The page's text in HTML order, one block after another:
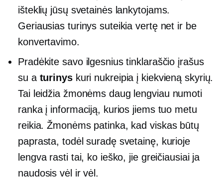
išteklių jūsų svetainės lankytojams.
Geriausias turinys suteikia vertę net ir be
konvertavimo.
Pradėkite savo ilgesnius tinklaraščio įrašus
su a turinyskuri nukreipia į kiekvieną skyrių.
Tai leidžia žmonėms daug lengviau numoti
ranka į informaciją, kurios jiems tuo metu
reikia. Žmonėms patinka, kad viskas būtų
paprasta, todėl suradę svetainę, kurioje
lengva rasti tai, ko ieško, jie greičiausiai ja
naudosis vėl ir vėl.